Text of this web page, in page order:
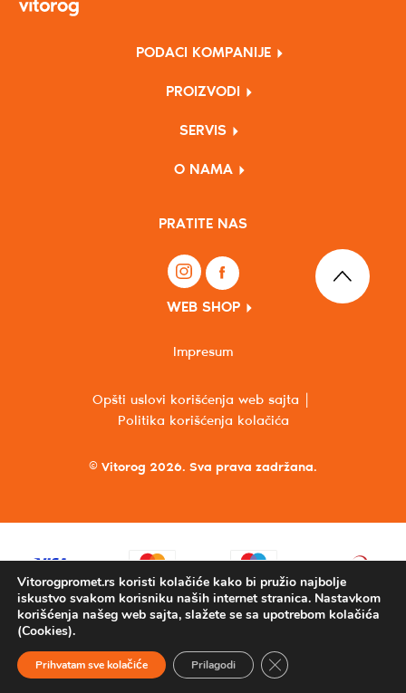
PODACI KOMPANIJE
PROIZVODI
SERVIS
O NAMA
PRATITE NAS
WEB SHOP
© Vitorog 2026. Sva prava zadržana.
Opšti uslovi korišćenja web sajta
Politika korišćenja kolačića
Impresum
Vitorogpromet.rs koristi kolačiće kako bi pružio najbolje
iskustvo svakom korisniku naših internet stranica. Nastavkom
korišćenja našeg web sajta, slažete se sa upotrebom kolačića
(Cookies).
Prihvatam sve kolačiće Prilagodi Close GDPR Cookie